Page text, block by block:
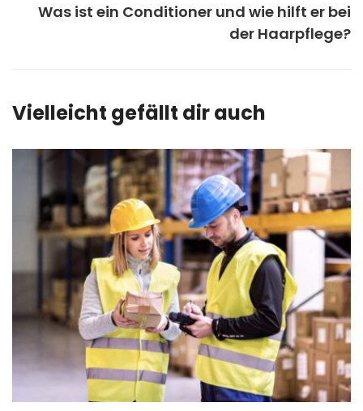
Was ist ein Conditioner und wie hilft er bei
der Haarpflege?
Vielleicht gefällt dir auch